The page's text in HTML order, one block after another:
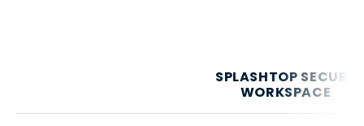
SPLASHTOP SECURE
WORKSPACE